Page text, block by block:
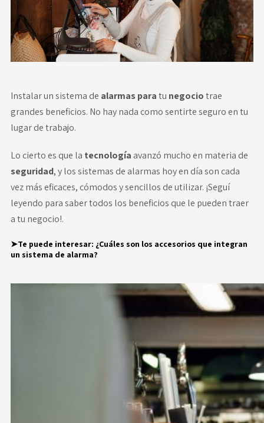
Novedades
Faq
Área de clientes
Instalar un sistema de alarmas paratu negociotrae
grandes beneficios. No hay nada como sentirte seguro en tu
lugar de trabajo.
Lo cierto es que la tecnología avanzó mucho en materia de
seguridad, y los sistemas de alarmas hoy en día son cada
vez más eficaces, cómodos y sencillos de utilizar. ¡Seguí
leyendo para saber todos los beneficios que le pueden traer
a tu negocio!.
➤Te puede interesar: ¿Cuáles son los accesorios que integran
un sistema de alarma?